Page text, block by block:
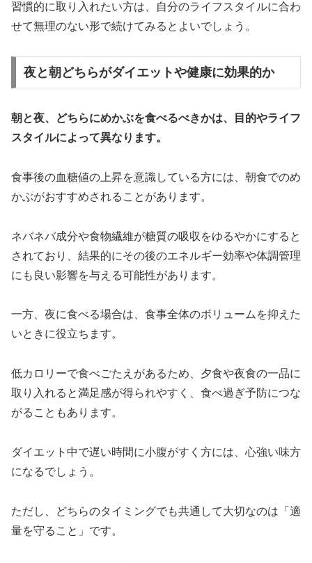
習慣的に取り入れたい方は、自分のライフスタイルに合わ
せて無理のない形で続けてみるとよいでしょう。
夜と朝どちらがダイエットや健康に効果的か
朝と夜、どちらにめかぶを食べるべきかは、目的やライフ
スタイルによって異なります。
食事後の血糖値の上昇を意識している方には、朝食でのめ
かぶがおすすめされることがあります。
ネバネバ成分や食物繊維が糖質の吸収をゆるやかにすると
されており、結果的にその後のエネルギー効率や体調管理
にも良い影響を与える可能性があります。
一方、夜に食べる場合は、食事全体のボリュームを抑えた
いときに役立ちます。
低カロリーで食べごたえがあるため、夕食や夜食の一品に
取り入れると満足感が得られやすく、食べ過ぎ予防につな
がることもあります。
ダイエット中で遅い時間に小腹がすく方には、心強い味方
になるでしょう。
ただし、どちらのタイミングでも共通して大切なのは「適
量を守ること」です。